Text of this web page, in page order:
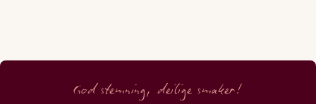
God stemning, deilige smaker!